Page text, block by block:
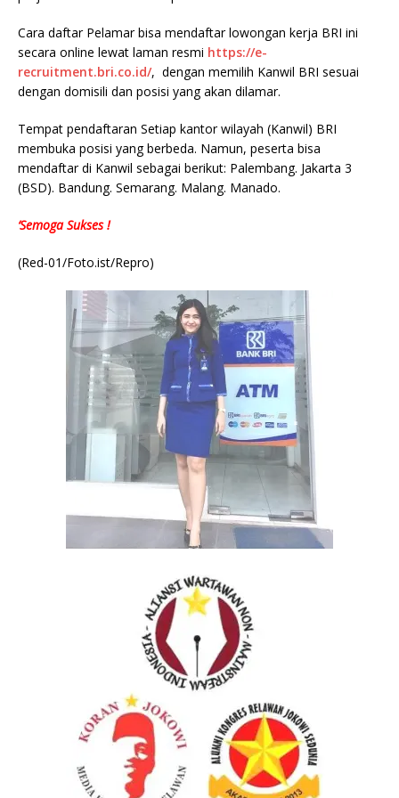
Cara daftar Pelamar bisa mendaftar lowongan kerja BRI ini
secara online lewat laman resmi https://e-
recruitment.bri.co.id/, dengan memilih Kanwil BRI sesuai
dengan domisili dan posisi yang akan dilamar.
Tempat pendaftaran Setiap kantor wilayah (Kanwil) BRI
membuka posisi yang berbeda. Namun, peserta bisa
mendaftar di Kanwil sebagai berikut: Palembang. Jakarta 3
(BSD). Bandung. Semarang. Malang. Manado.
‘Semoga Sukses !
(Red-01/Foto.ist/Repro)